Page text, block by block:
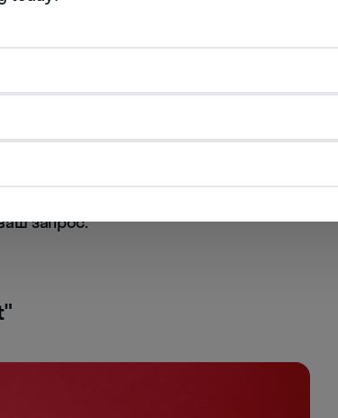
борьбе за права человека
мнению Эрнеста Хемингуэя, вообще
английском, это захватывает. Скорее
в оригинале его будет проще. Если
английский в Skyeng. Это онлайн-
преподавателем — его подбирают
на навыке
запрос.